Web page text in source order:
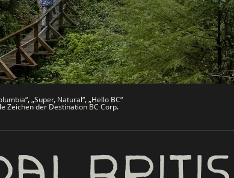
Welcome BC
Indigenes BC
„Super, Natural“, „Hello BC“
Zeichen der Destination BC Corp.